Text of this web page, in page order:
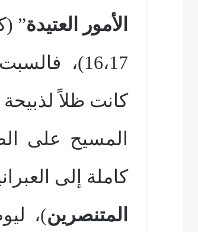
الأمور العتيدة”
16،17)،
كانت ظلاً
المسيح على
كاملة إلى
المتنصرين)،